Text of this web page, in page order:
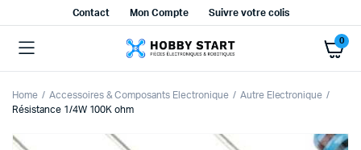
Contact Mon Compte Suivre votre colis
0
Home Accessoires & Composants Electronique
Autre Electronique
Résistance 1/4W 100K ohm